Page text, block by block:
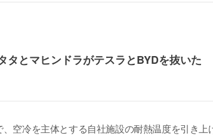
タとマヒンドラがテスラとBYDを抜いた
空冷を主体とする自社施設の耐熱温度を引き上